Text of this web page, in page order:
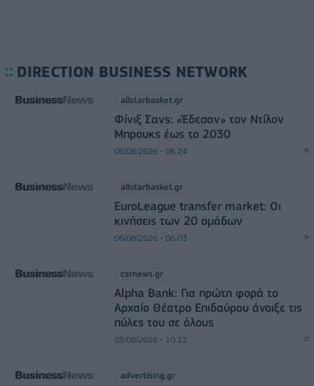
DIRECTION BUSINESS NETWORK
allstarbasket.gr
Φίνιξ Σανς: «Έδεσαν» τον Ντίλον
Μπρουκς έως το 2030
06/08/2026 - 06:24
allstarbasket.gr
EuroLeague transfer market: Οι
κινήσεις των 20 ομάδων
06/08/2026 - 06:03
csrnews.gr
Alpha Bank: Για πρώτη φορά το
Αρχαίο Θέατρο Επιδαύρου άνοιξε τις
πύλες του σε όλους
05/08/2026 - 10:12
advertising.gr